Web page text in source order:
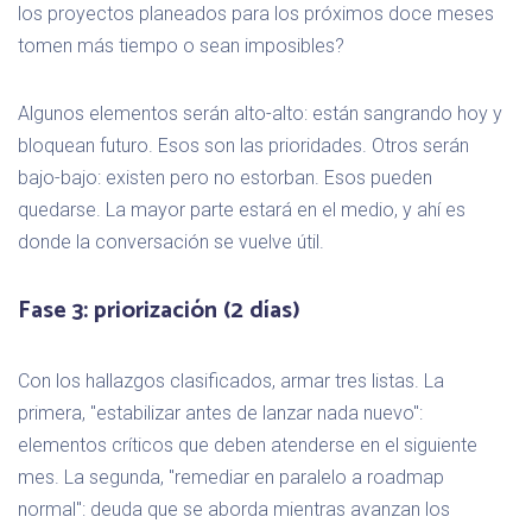
los proyectos planeados para los próximos doce meses
tomen más tiempo o sean imposibles?
Algunos elementos serán alto-alto: están sangrando hoy y
bloquean futuro. Esos son las prioridades. Otros serán
bajo-bajo: existen pero no estorban. Esos pueden
quedarse. La mayor parte estará en el medio, y ahí es
donde la conversación se vuelve útil.
Fase 3: priorización (2 días)
Con los hallazgos clasificados, armar tres listas. La
primera, "estabilizar antes de lanzar nada nuevo":
elementos críticos que deben atenderse en el siguiente
mes. La segunda, "remediar en paralelo a roadmap
normal": deuda que se aborda mientras avanzan los